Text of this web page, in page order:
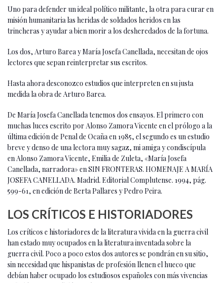
Uno para defender un ideal político militante, la otra para curar en
misión humanitaria las heridas de soldados heridos en las
trincheras y ayudar a bien morir a los desheredados de la fortuna.
Los dos, Arturo Barea y María Josefa Canellada, necesitan de ojos
lectores que sepan reinterpretar sus escritos.
Hasta ahora desconozco estudios que interpreten en su justa
medida la obra de Arturo Barea.
De María Josefa Canellada tenemos dos ensayos. El primero con
muchas luces escrito por Alonso Zamora Vicente en el prólogo a la
última edición de Penal de Ocaña en 1985, el segundo es un estudio
breve y denso de una lectora muy sagaz, mi amiga y condiscípula
en Alonso Zamora Vicente, Emilia de Zuleta, «María Josefa
Canellada, narradora» en SIN FRONTERAS. HOMENAJE A MARÍA
JOSEFA CANELLADA. Madrid. Editorial Complutense. 1994, pág.
599-61, en edición de Berta Pallares y Pedro Peira.
LOS CRÍTICOS E HISTORIADORES
Los críticos e historiadores de la literatura vivida en la guerra civil
han estado muy ocupados en la literatura inventada sobre la
guerra civil. Poco a poco estos dos autores se pondrán en su sitio,
sin necesidad que hispanistas de profesión llenen el hueco que
debían haber ocupado los estudiosos españoles con más vivencias